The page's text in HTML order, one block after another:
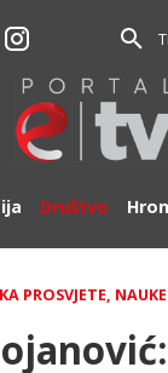
Društvo
PROSVJETE,